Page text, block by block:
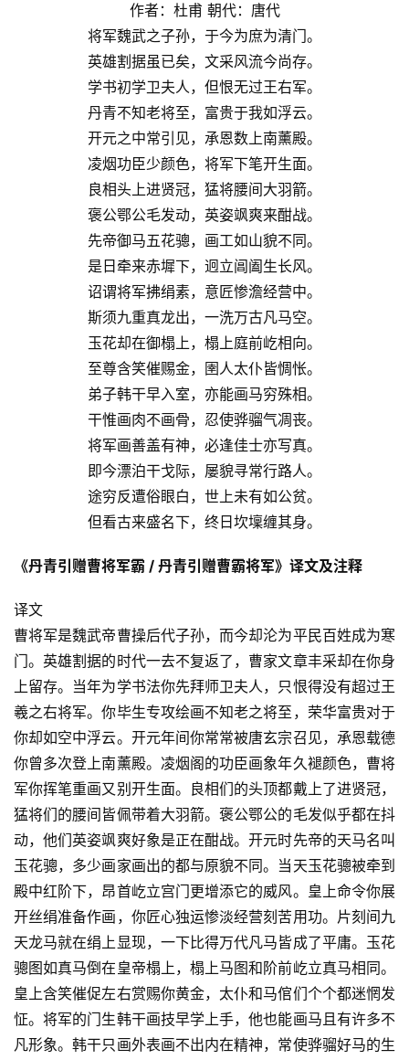
作者：杜甫 朝代：唐代
将军魏武之子孙，于今为庶为清门。
英雄割据虽已矣，文采风流今尚存。
学书初学卫夫人，但恨无过王右军。
丹青不知老将至，富贵于我如浮云。
开元之中常引见，承恩数上南薰殿。
凌烟功臣少颜色，将军下笔开生面。
良相头上进贤冠，猛将腰间大羽箭。
褒公鄂公毛发动，英姿飒爽来酣战。
先帝御马五花骢，画工如山貌不同。
是日牵来赤墀下，迥立阊阖生长风。
诏谓将军拂绢素，意匠惨澹经营中。
斯须九重真龙出，一洗万古凡马空。
玉花却在御榻上，榻上庭前屹相向。
至尊含笑催赐金，圉人太仆皆惆怅。
弟子韩干早入室，亦能画马穷殊相。
干惟画肉不画骨，忍使骅骝气凋丧。
将军画善盖有神，必逢佳士亦写真。
即今漂泊干戈际，屡貌寻常行路人。
途穷反遭俗眼白，世上未有如公贫。
但看古来盛名下，终日坎壈缠其身。
《丹青引赠曹将军霸 / 丹青引赠曹霸将军》译文及注释
译文
曹将军是魏武帝曹操后代子孙，而今却沦为平民百姓成为寒
门。英雄割据的时代一去不复返了，曹家文章丰采却在你身
上留存。当年为学书法你先拜师卫夫人，只恨得没有超过王
羲之右将军。你毕生专攻绘画不知老之将至，荣华富贵对于
你却如空中浮云。开元年间你常常被唐玄宗召见，承恩载德
你曾多次登上南薰殿。凌烟阁的功臣画象年久褪颜色，曹将
军你挥笔重画又别开生面。良相们的头顶都戴上了进贤冠，
猛将们的腰间皆佩带着大羽箭。褒公鄂公的毛发似乎都在抖
动，他们英姿飒爽好象是正在酣战。开元时先帝的天马名叫
玉花骢，多少画家画出的都与原貌不同。当天玉花骢被牵到
殿中红阶下，昂首屹立宫门更增添它的威风。皇上命令你展
开丝绢准备作画，你匠心独运惨淡经营刻苦用功。片刻间九
天龙马就在绢上显现，一下比得万代凡马皆成了平庸。玉花
骢图如真马倒在皇帝榻上，榻上马图和阶前屹立真马相同。
皇上含笑催促左右赏赐你黄金，太仆和马倌们个个都迷惘发
怔。将军的门生韩干画技早学上手，他也能画马且有许多不
凡形象。韩干只画外表画不出内在精神，常使骅骝好马的生